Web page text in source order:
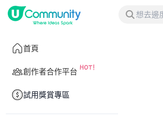
首頁
創作者合作平台
試用獎賞專區